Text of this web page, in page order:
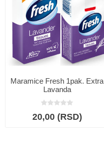
Maramice Fresh 1pak. Extra
Lavanda
20,00 (RSD)